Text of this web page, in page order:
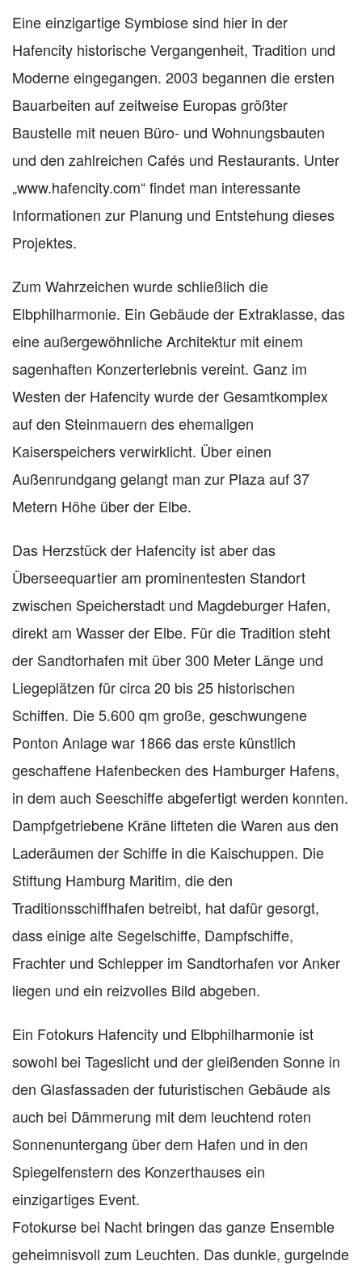
Eine einzigartige Symbiose sind hier in der
Hafencity historische Vergangenheit, Tradition und
Moderne eingegangen. 2003 begannen die ersten
Bauarbeiten auf zeitweise Europas größter
Baustelle mit neuen Büro- und Wohnungsbauten
und den zahlreichen Cafés und Restaurants. Unter
„www.hafencity.com“ findet man interessante
Informationen zur Planung und Entstehung dieses
Projektes.
Zum Wahrzeichen wurde schließlich die
Elbphilharmonie. Ein Gebäude der Extraklasse, das
eine außergewöhnliche Architektur mit einem
sagenhaften Konzerterlebnis vereint. Ganz im
Westen der Hafencity wurde der Gesamtkomplex
auf den Steinmauern des ehemaligen
Kaiserspeichers verwirklicht. Über einen
Außenrundgang gelangt man zur Plaza auf 37
Metern Höhe über der Elbe.
Das Herzstück der Hafencity ist aber das
Überseequartier am prominentesten Standort
zwischen Speicherstadt und Magdeburger Hafen,
direkt am Wasser der Elbe. Für die Tradition steht
der Sandtorhafen mit über 300 Meter Länge und
Liegeplätzen für circa 20 bis 25 historischen
Schiffen. Die 5.600 qm große, geschwungene
Ponton Anlage war 1866 das erste künstlich
geschaffene Hafenbecken des Hamburger Hafens,
in dem auch Seeschiffe abgefertigt werden konnten.
Dampfgetriebene Kräne lifteten die Waren aus den
Laderäumen der Schiffe in die Kaischuppen. Die
Stiftung Hamburg Maritim, die den
Traditionsschiffhafen betreibt, hat dafür gesorgt,
dass einige alte Segelschiffe, Dampfschiffe,
Frachter und Schlepper im Sandtorhafen vor Anker
liegen und ein reizvolles Bild abgeben.
Ein Fotokurs Hafencity und Elbphilharmonie ist
sowohl bei Tageslicht und der gleißenden Sonne in
den Glasfassaden der futuristischen Gebäude als
auch bei Dämmerung mit dem leuchtend roten
Sonnenuntergang über dem Hafen und in den
Spiegelfenstern des Konzerthauses ein
einzigartiges Event.
Fotokurse bei Nacht bringen das ganze Ensemble
geheimnisvoll zum Leuchten. Das dunkle, gurgelnde